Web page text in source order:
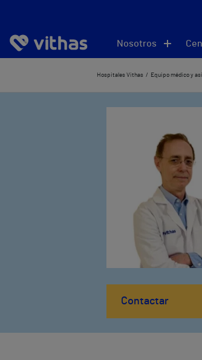
Nosotros
Hospitales Vithas Equipo médico y
Contactar